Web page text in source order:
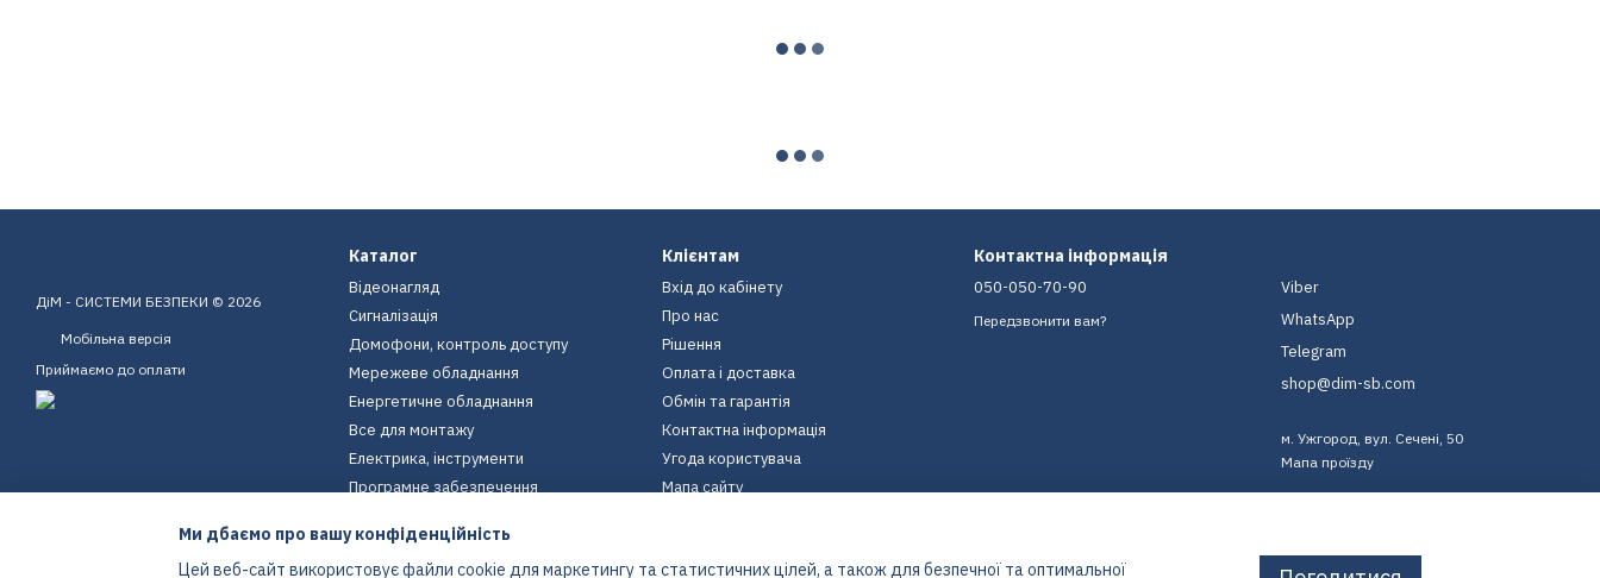
ДіМ - СИСТЕМИ БЕЗПЕКИ © 2026
Мобільна версія
Приймаємо до оплати
Каталог
Відеонагляд
Сигналізація
Домофони, контроль доступу
Мережеве обладнання
Енергетичне обладнання
Все для монтажу
Електрика, інструменти
Програмне забезпечення
Екіпірування
Енергетичне обладнання
Клієнтам
Вхід до кабінету
Про нас
Рішення
Оплата і доставка
Обмін та гарантія
Контактна інформація
Угода користувача
Мапа сайту
Контактна інформація
050-050-70-90
Передзвонити вам?
Viber
WhatsApp
Telegram
shop@dim-sb.com
м. Ужгород, вул. Сечені, 50
Мапа проїзду
Ми дбаємо про вашу конфіденційність
Цей веб-сайт використовує файли cookie для маркетингу та статистичних цілей, а також для безпечної та оптимальної